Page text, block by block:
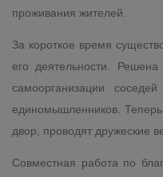
проживания жителей.
За короткое время
его деятельности.
самоорганизации
единомышленников. Теперь
двор, проводят дружеские
Совместная работа по